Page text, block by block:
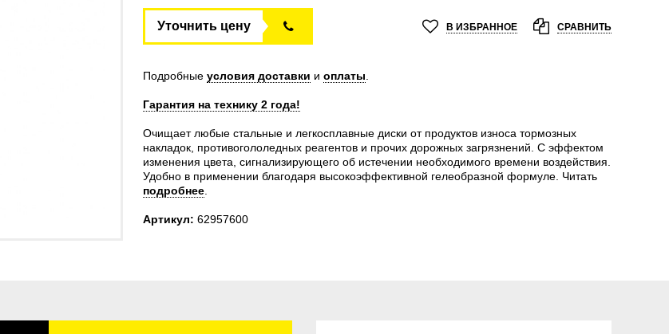
Уточнить цену В ИЗБРАННОЕ СРАВНИТЬ
Подробные условия доставки и оплаты
Гарантия на технику 2 года!
Очищает любые стальные и легкосплавные диски от продуктов износа тормозных
накладок, противогололедных реагентов и прочих дорожных загрязнений. С эффектом
изменения цвета, сигнализирующего об истечении необходимого времени воздействия.
Удобно в применении благодаря высокоэффективной гелеобразной формуле. Читать
подробнее.
Артикул: 62957600